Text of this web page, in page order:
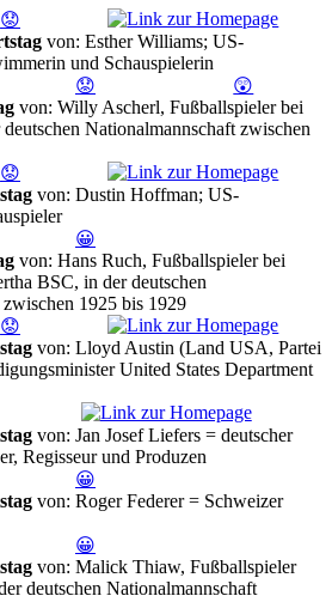
😟
von: Esther Williams; US-
und Schauspielerin
😟
😲
von: Willy Ascherl, Fußballspieler bei
Nationalmannschaft zwischen
😟
von: Dustin Hoffman; US-
😀
von: Hans Ruch, Fußballspieler bei
BSC, in der deutschen
1925 bis 1929
😟
von: Lloyd Austin (Land USA, Partei
United States Department
von: Jan Josef Liefers = deutscher
Regisseur und Produzen
😀
von: Roger Federer = Schweizer
😀
von: Malick Thiaw, Fußballspieler
deutschen Nationalmannschaft